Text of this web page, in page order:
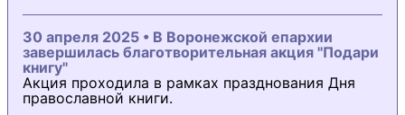
30 апреля 2025 • В Воронежской епархии
завершилась благотворительная акция "Подари
книгу"
Акция проходила в рамках празднования Дня
православной книги.